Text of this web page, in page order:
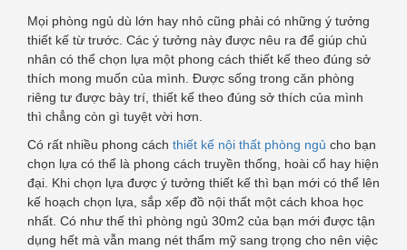
Mọi phòng ngủ dù lớn hay nhỏ cũng phải có những ý tưởng
thiết kế từ trước. Các ý tưởng này được nêu ra để giúp chủ
nhân có thể chọn lựa một phong cách thiết kế theo đúng sở
thích mong muốn của mình. Được sống trong căn phòng
riêng tư được bày trí, thiết kế theo đúng sở thích của mình
thì chẳng còn gì tuyệt vời hơn.
Có rất nhiều phong cách thiết kế nội thất phòng ngủ cho bạn
chọn lựa có thể là phong cách truyền thống, hoài cổ hay hiện
đại. Khi chọn lựa được ý tưởng thiết kế thì bạn mới có thể lên
kế hoạch chọn lựa, sắp xếp đồ nội thất một cách khoa học
nhất. Có như thế thì phòng ngủ 30m2 của bạn mới được tận
dụng hết mà vẫn mang nét thẩm mỹ sang trọng cho nên việc